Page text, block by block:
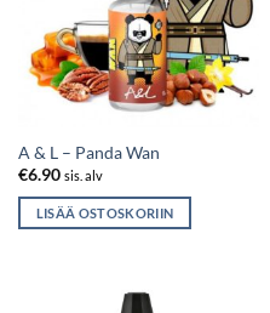
A & L – Panda Wan
€6.90 sis. alv
LISÄÄ OSTOSKORIIN